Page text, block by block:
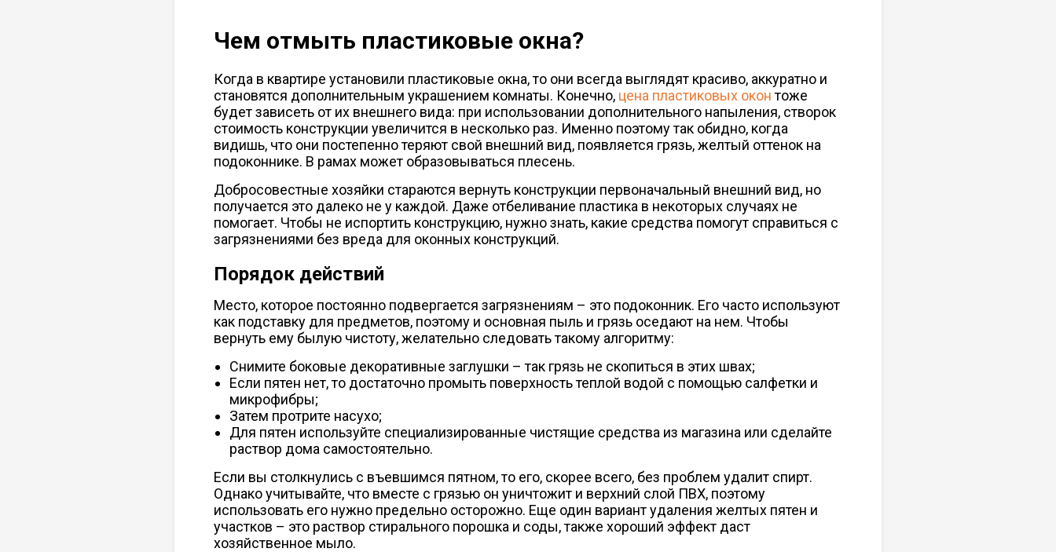
Чем отмыть пластиковые окна?
Когда в квартире установили пластиковые окна, то они всегда выглядят красиво, аккуратно и
становятся дополнительным украшением комнаты. Конечно, цена пластиковых оконтоже
будет зависеть от их внешнего вида: при использовании дополнительного напыления, створок
стоимость конструкции увеличится в несколько раз. Именно поэтому так обидно, когда
видишь, что они постепенно теряют свой внешний вид, появляется грязь, желтый оттенок на
подоконнике. В рамах может образовываться плесень.
Добросовестные хозяйки стараются вернуть конструкции первоначальный внешний вид, но
получается это далеко не у каждой. Даже отбеливание пластика в некоторых случаях не
помогает. Чтобы не испортить конструкцию, нужно знать, какие средства помогут справиться с
загрязнениями без вреда для оконных конструкций.
Порядок действий
Место, которое постоянно подвергается загрязнениям – это подоконник. Его часто используют
как подставку для предметов, поэтому и основная пыль и грязь оседают на нем. Чтобы
вернуть ему былую чистоту, желательно следовать такому алгоритму:
Снимите боковые декоративные заглушки – так грязь не скопиться в этих швах;
Если пятен нет, то достаточно промыть поверхность теплой водой с помощью салфетки и
микрофибры;
Затем протрите насухо;
Для пятен используйте специализированные чистящие средства из магазина или сделайте
раствор дома самостоятельно.
Если вы столкнулись с въевшимся пятном, то его, скорее всего, без проблем удалит спирт.
Однако учитывайте, что вместе с грязью он уничтожит и верхний слой ПВХ, поэтому
использовать его нужно предельно осторожно. Еще один вариант удаления желтых пятен и
участков – это раствор стирального порошка и соды, также хороший эффект даст
хозяйственное мыло.